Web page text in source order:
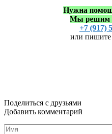
Нужна
Мы решим
+7 (917)
или пишите
Поделиться с друзьями
Добавить комментарий
Имя